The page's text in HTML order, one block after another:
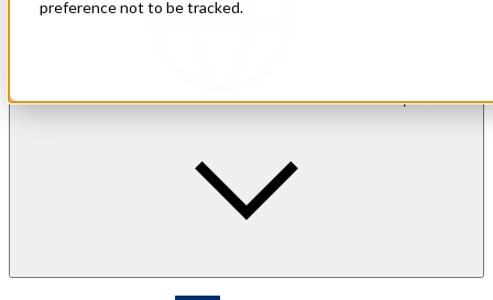
preference not to be tracked.
fi | Kieli